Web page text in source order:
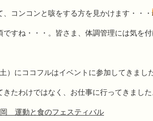
コンコンと咳をする方を見かけます・・・
すね・・・。皆さま、体調管理には気を付
）にココフルはイベントに参加してきまし
たわけではなく、お仕事に行ってきました
運動と食のフェスティバル